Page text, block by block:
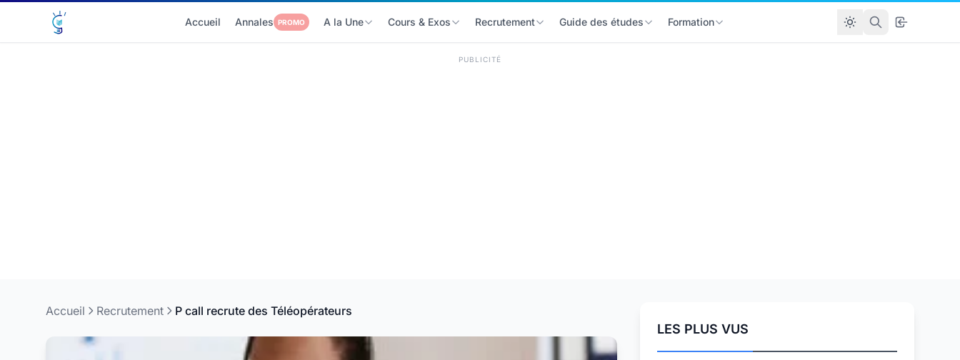
Accueil Annales PROMO A la Une Cours & Exos Recrutement Guide des études Formation
PUBLICITÉ
Accueil Recrutement P call recrute des Téléopérateurs
LES PLUS VUS